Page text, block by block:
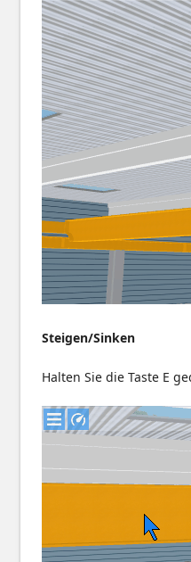
Steigen/Sinken
Halten Sie die Taste E